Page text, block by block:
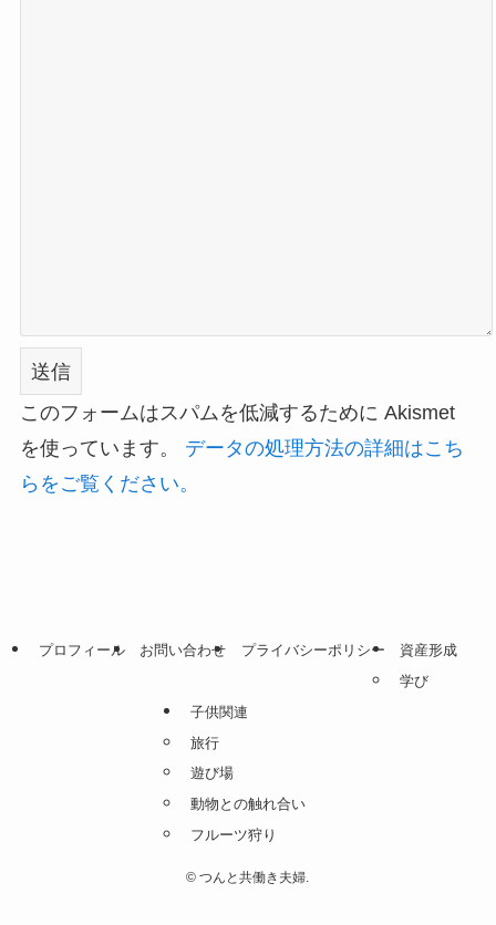
このフォームはスパムを低減するために Akismet
を使っています。 データの処理方法の詳細はこち
らをご覧ください。
プロフィール お問い合わせ プライバシーポリシー
資産形成
学び
子供関連
旅行
遊び場
動物との触れ合い
フルーツ狩り
© つんと共働き夫婦.